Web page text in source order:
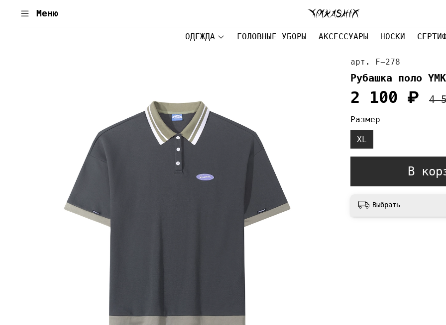
Меню
ОДЕЖДА ГОЛОВНЫЕ УБОРЫ АКСЕССУАРЫ НОСКИ
арт. F-278
Рубашка поло
2 100 ₽ 4
В
Размер
XL
Выбрать